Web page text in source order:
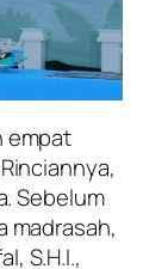
empat
Sebelum
madrasah,
S.H.I.,